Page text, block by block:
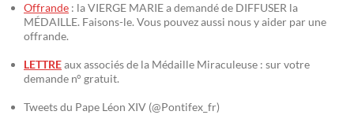
Offrande : la VIERGE MARIE a demandé de DIFFUSER la
MÉDAILLE. Faisons-le. Vous pouvez aussi nous y aider par une
offrande.
LETTREaux associés de la Médaille Miraculeuse : sur votre
demande n° gratuit.
Tweets du Pape Léon XIV (@Pontifex_fr)